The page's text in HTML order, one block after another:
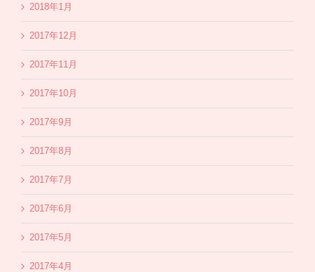
2018年1月
2017年12月
2017年11月
2017年10月
2017年9月
2017年8月
2017年7月
2017年6月
2017年5月
2017年4月